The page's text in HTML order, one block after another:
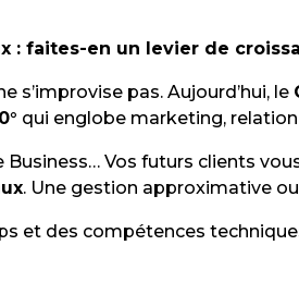
: faites-en un levier de
s’improvise pas. Aujourd’hui, le
qui englobe marketing,
Business… Vos futurs clients
. Une gestion approximative
et des compétences